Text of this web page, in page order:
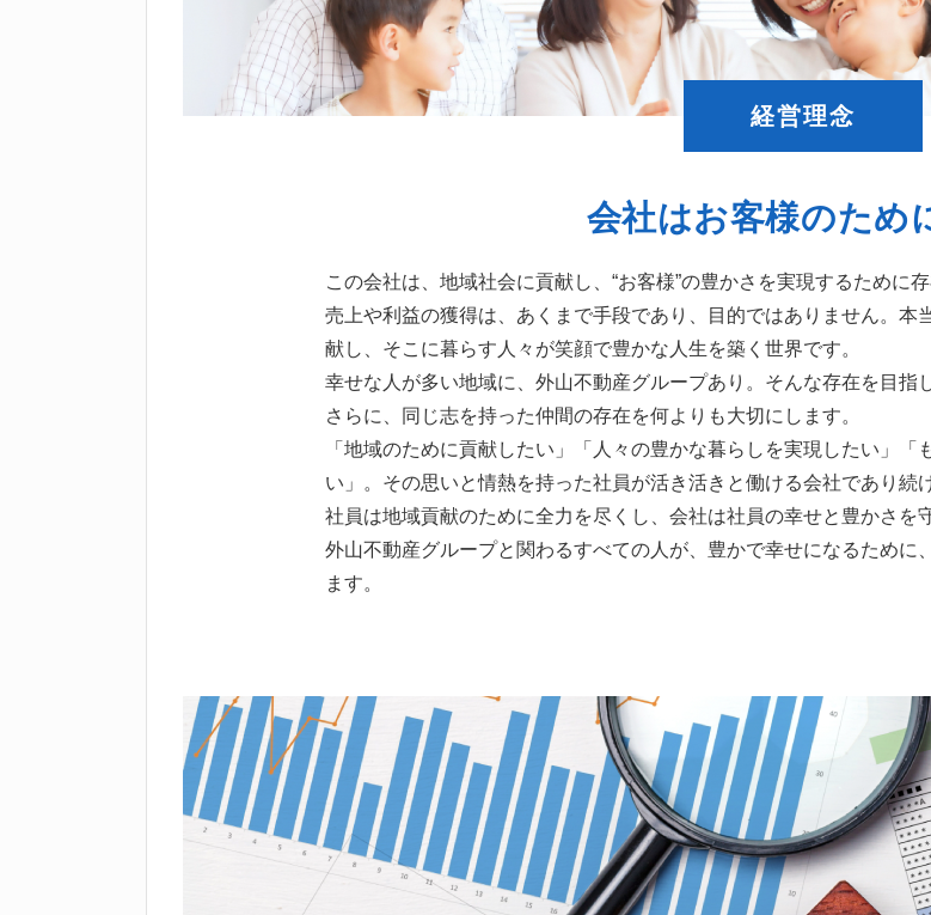
経営理念
会社はお客様のため
この会社は、地域社会に貢献し、“お客様”の豊かさを実現するために存
売上や利益の獲得は、あくまで手段であり、目的ではありません。本
献し、そこに暮らす人々が笑顔で豊かな人生を築く世界です。
幸せな人が多い地域に、外山不動産グループあり。そんな存在を目指
さらに、同じ志を持った仲間の存在を何よりも大切にします。
「地域のために貢献したい」「人々の豊かな暮らしを実現したい」「
い」。その思いと情熱を持った社員が活き活きと働ける会社であり続
社員は地域貢献のために全力を尽くし、会社は社員の幸せと豊かさを
外山不動産グループと関わるすべての人が、豊かで幸せになるために
ます。